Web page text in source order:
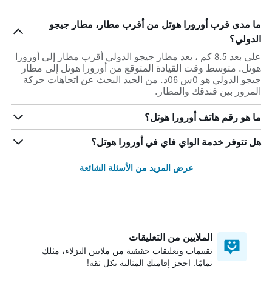
ما مدى قرب أورورا هوتل من أقرب مطار، مطار جيجو
الدولي؟
على بعد 8.5 كم ، يعد مطار جيجو الدولي أقرب مطار إلى أورورا
هوتل. متوسط وقت القيادة المتوقع من أورورا هوتل إلى مطار
جيجو الدولي هو 0س 06د. من الجيد البحث عن اتجاهات حركة
المرور بين فندقك والمطار.
ما هو رقم هاتف أورورا هوتل؟
هل تتوفر خدمة الواي فاي في أورورا هوتل؟
عرض المزيد من الأسئلة الشائعة
الملايين من التعليقات
تقييمات وتعليقات حقيقية من ملايين النزلاء، مثلك
تمامًا. احجز إقامتك المثالية بكل ثقة!